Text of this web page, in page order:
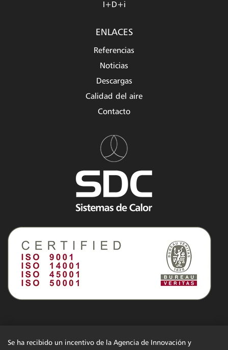
I+D+i
ENLACES
Referencias
Noticias
Descargas
Calidad del aire
Contacto
Se ha recibido un incentivo de la Agencia de Innovación y